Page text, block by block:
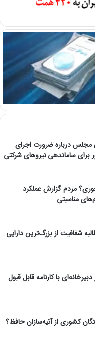
مجلس درباره ضرورت اجرای
برای ساماندهی نیروهای شرکتی
مردم گزارش عملکرد
مناسبتی
شفافیت از بزرگ‌ترین دارایی
با کارنامه قابل قبول
کشوری از آتیه‌سازان حافظ؟